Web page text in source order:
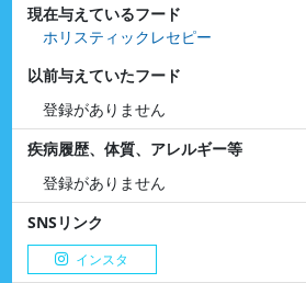
現在与えているフード
ホリスティックレセピー
以前与えていたフード
登録がありません
疾病履歴、体質、アレルギー等
登録がありません
SNSリンク
インスタ